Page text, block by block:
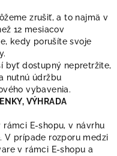
zrušiť, a to najmä v
12 mesiacov
kedy porušíte svoje
byť dostupný nepretržite,
nutnú údržbu
vybavenia.
VÝHRADA
E-shopu, v návrhu
V prípade rozporu medzi
v rámci E-shopu a